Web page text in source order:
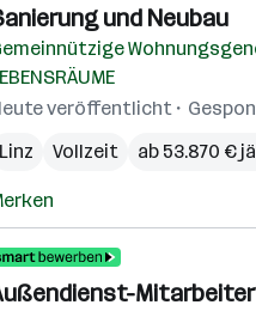
und Neubau
veröffentlicht
Linz
Vollzeit ab 53.870 €